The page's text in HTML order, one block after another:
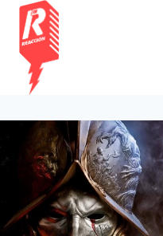
Saltar
contenido